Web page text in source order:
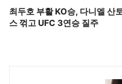
최두호 부활 KO승, 다니엘 산
스 꺾고 UFC 3연승 질주